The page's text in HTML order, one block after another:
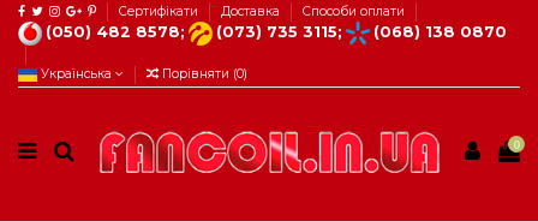
Сертифікати Доставка Способи оплати
(050) 482 8578; (073) 735 3115; (068) 138 0870
Українська Порівняти (0)
0